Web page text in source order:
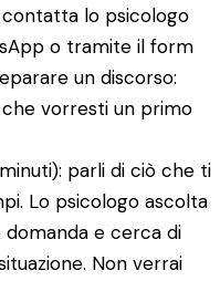
contatta lo psicologo
o tramite il form
un discorso:
vorresti un primo
parli di ciò che ti
Lo psicologo ascolta
e cerca di
Non verrai